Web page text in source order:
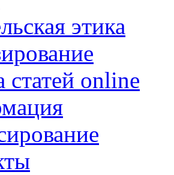
этика
статей online